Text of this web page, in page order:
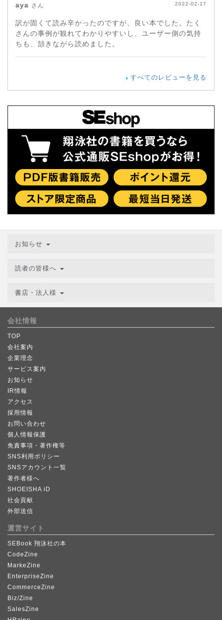
aya さん 2022-02-17
訳が固くて読み辛かったのですが、良い本でした。たく
さんの事例が観れてわかりやすいし、ユーザー側の気持
ちも、頷きながら読めました。
すべてのレビューを見る
お知らせ
読者の皆様へ
書店・法人様
会社情報
TOP
会社案内
企業理念
サービス案内
お知らせ
IR情報
アクセス
採用情報
お問い合わせ
個人情報保護
免責事項・著作権等
SNS利用ポリシー
SNSアカウント一覧
著作者様へ
SHOEISHA iD
社会貢献
外部送信
運営サイト
SEBook 翔泳社の本
CodeZine
MarkeZine
EnterpriseZine
CommerceZine
Biz/Zine
SalesZine